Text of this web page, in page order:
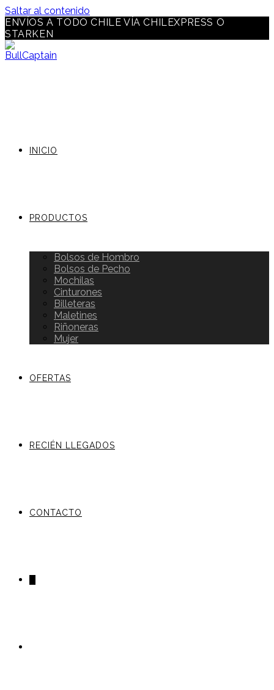
Saltar al contenido
ENVÍOS A TODO CHILE VÍA CHILEXPRESS O
STARKEN
INICIO
PRODUCTOS
Bolsos de Hombro
Bolsos de Pecho
Mochilas
Cinturones
Billeteras
Maletines
Riñoneras
Mujer
OFERTAS
RECIÉN LLEGADOS
CONTACTO